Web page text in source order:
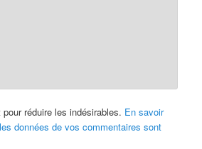
réduire les indésirables. En savoir
données de vos commentaires sont